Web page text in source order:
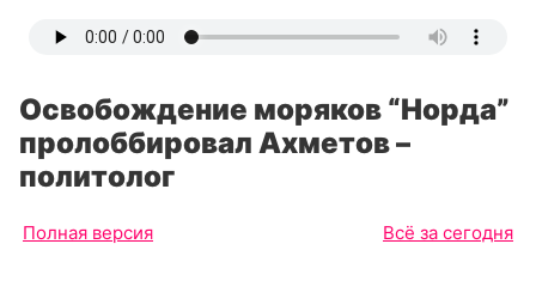
Освобождение моряков “Норда”
пролоббировал Ахметов –
политолог
Полная версия Всё за сегодня